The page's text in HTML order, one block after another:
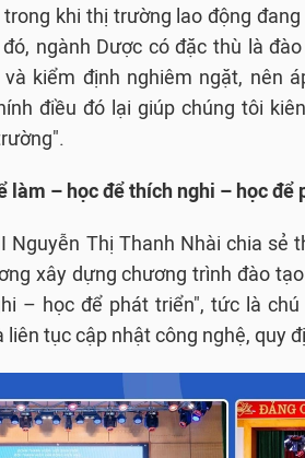
khi thị trường lao động
ngành Dược có đặc thù là
kiểm định nghiêm ngặt, nên
điều đó lại giúp chúng tôi
làm – học để thích nghi – học để
Nguyễn Thị Thanh Nhài chia sẻ
xây dựng chương trình đào
– học để phát triển", tức là
tục cập nhật công nghệ, quy